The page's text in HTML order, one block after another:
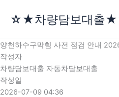
로
건
너
뛰
기
☆★차량담보대출
양천하수구막힘 사전 점검 안내
작성자
차량담보대출 자동차담보대출
작성일
2026-07-09 04:36